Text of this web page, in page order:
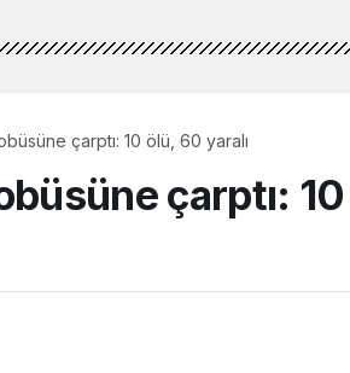
çarptı: 10 ölü, 60 yaralı
çarptı: